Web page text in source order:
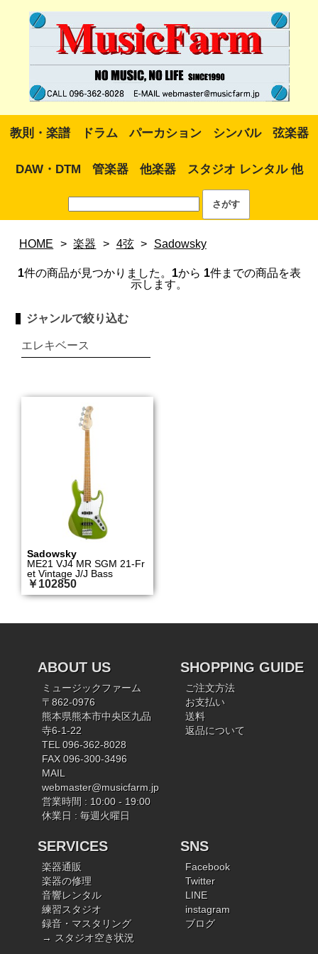
教則・楽譜 ドラム パーカション シンバル 弦楽器
DAW・DTM 管楽器 他楽器 スタジオ レンタル 他
HOME > 楽器 > 4弦 > Sadowsky
1件の商品が見つかりました。 1から 1件までの商品を表
示します。
ジャンルで絞り込む
エレキベース
Sadowsky
ME21 VJ4 MR SGM 21-Fr
et Vintage J/J Bass
￥102850
ABOUT US
ミュージックファーム
〒862-0976
熊本県熊本市中央区九品
寺6-1-22
TEL 096-362-8028
FAX 096-300-3496
MAIL
webmaster@musicfarm.jp
営業時間 : 10:00 - 19:00
休業日 : 毎週火曜日
SHOPPING GUIDE
ご注文方法
お支払い
送料
返品について
SERVICES
楽器通販
楽器の修理
音響レンタル
練習スタジオ
録音・マスタリング
→ スタジオ空き状況
SNS
Facebook
Twitter
LINE
instagram
ブログ